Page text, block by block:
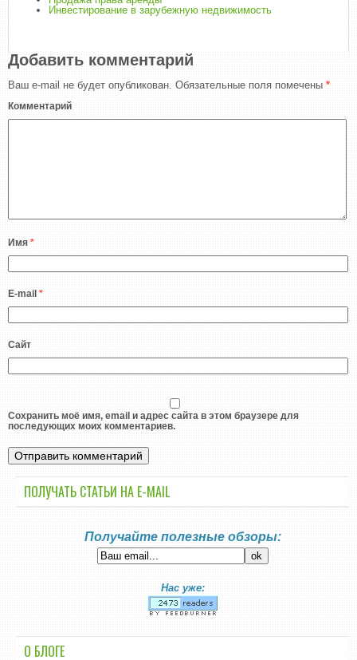
Инвестирование в зарубежную недвижимость
Добавить комментарий
Ваш e-mail не будет опубликован. Обязательные поля помечены *
Комментарий
Имя *
E-mail *
Сайт
Сохранить моё имя, email и адрес сайта в этом браузере для
последующих моих комментариев.
ПОЛУЧАТЬ СТАТЬИ НА E-MАIL
Получайте полезные обзоры:
Нас уже:
О БЛОГЕ